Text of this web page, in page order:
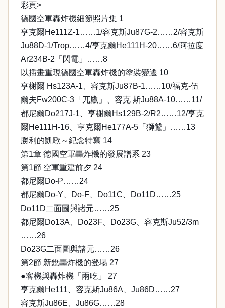
彩頁>
德國空軍轟炸機細節照片集 1
亨克爾He111Z-1……1/容克斯Ju87G-2……2/容克斯
Ju88D-1/Trop……4/亨克爾He111H-20……6/阿拉度
Ar234B-2「閃電」……8
以插畫重現德國空軍轟炸機的塗裝變遷 10
亨榭爾 Hs123A-1、容克斯Ju87B-1……10/福克-伍
爾夫Fw200C-3「兀鷹」、容克 斯Ju88A-10……11/
都尼爾Do217J-1、亨榭爾Hs129B-2/R2……12/亨克
爾He111H-16、亨克爾He177A-5「獅鷲」……13
勝利的凱歌～紀念特寫 14
第1章 德國空軍轟炸機的發展譜系 23
第1節 空軍重建前夕 24
都尼爾Do-P……24
都尼爾Do-Y、Do-F、Do11C、Do11D……25
Do11D二面圖與諸元……25
都尼爾Do13A、Do23F、Do23G、容克斯Ju52/3m
……26
Do23G二面圖與諸元……26
第2節 新銳轟炸機的登場 27
●客機與轟炸機「兩吃」 27
亨克爾He111、容克斯Ju86A、Ju86D……27
容克斯Ju86E、Ju86G……28